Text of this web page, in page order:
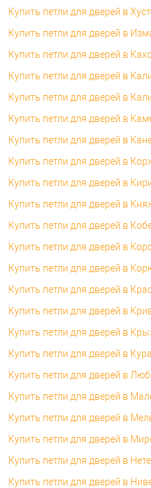
Купить петли для дверей в
Купить петли для дверей в
Купить петли для дверей в
Купить петли для дверей в
Купить петли для дверей в
Купить петли для дверей в
Купить петли для дверей в
Купить петли для дверей в
Купить петли для дверей в
Купить петли для дверей в
Купить петли для дверей в
Купить петли для дверей в
Купить петли для дверей в
Купить петли для дверей в
Купить петли для дверей в
Купить петли для дверей в
Купить петли для дверей в
Купить петли для дверей в
Купить петли для дверей в
Купить петли для дверей в
Купить петли для дверей в
Купить петли для дверей в
Купить петли для дверей в